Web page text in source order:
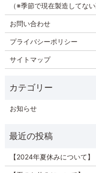
（※季節で現在製造してな
お問い合わせ
プライバシーポリシー
サイトマップ
お知らせ
【2024年夏休みについて】